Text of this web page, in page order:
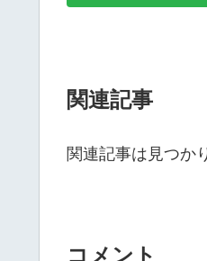
関連記事
関連記事は見つか
コメント